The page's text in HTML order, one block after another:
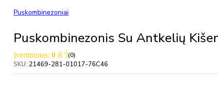
Puskombinezoniai
Puskombinezonis Su Antkelių
Įvertinimas: 0 iš 5(0)
SKU: 21469-281-01017-76C46